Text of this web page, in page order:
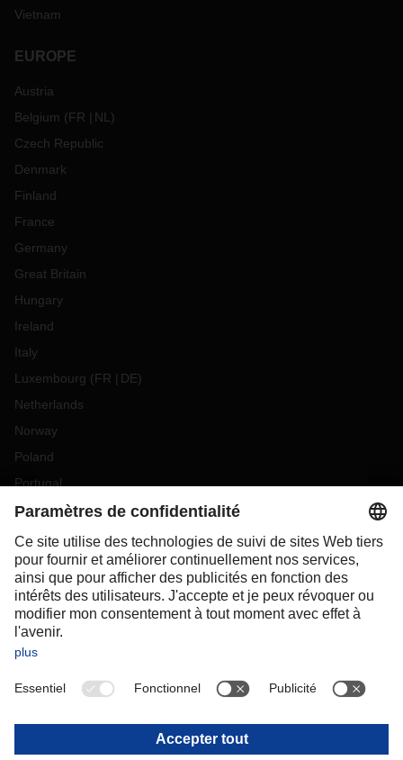
Vietnam
EUROPE
Austria
Belgium (FR NL )
Czech Republic
Denmark
Finland
France
Germany
Great Britain
Hungary
Ireland
Italy
Luxembourg (FR DE)
Netherlands
Norway
Poland
Portugal
Romania
Slovakia
Spain
Sweden
Switzerland(DE FR)
Turkey
OCEANIA